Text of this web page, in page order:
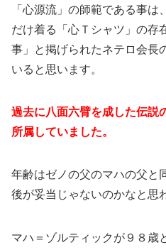
「心源流」の師範である事
だけ着る「心Ｔシャツ」の存
事」と掲げられたネテロ会長
いると思います。
過去に八面六臂を成した伝説
所属していました。
年齢はゼノの父のマハの父と
後が妥当じゃないのかなと思
マハ＝ゾルティックが９８歳